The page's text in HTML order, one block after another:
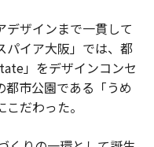
デザインまで一貫して
パイア大阪」では、都
」をデザインコンセ
都市公園である「うめ
だわった。